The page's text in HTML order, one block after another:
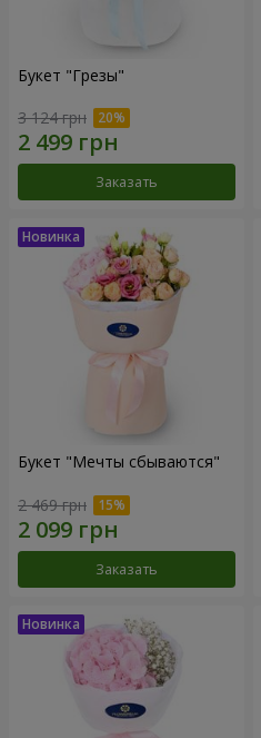
Букет "Грезы"
3 124 грн
Заказать
Букет "Мечты сбываются"
2 469 грн
Заказать